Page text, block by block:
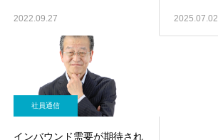
2022.09.27 2025.07.02
社員通信
インバウンド需要が期待され